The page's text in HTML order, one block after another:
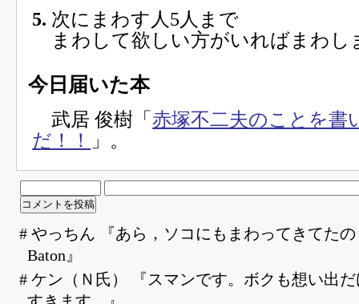
5. 次にまわす人5人まで
まわして欲しい方がいればまわし
今日届いた本
武居 俊樹「赤塚不二夫のことを書
だ！！
」。
# やっちん 『あら，ソコにもまわってきてた
Baton』
# ケン（Ｎ氏） 『スマンです。ボクも想い出